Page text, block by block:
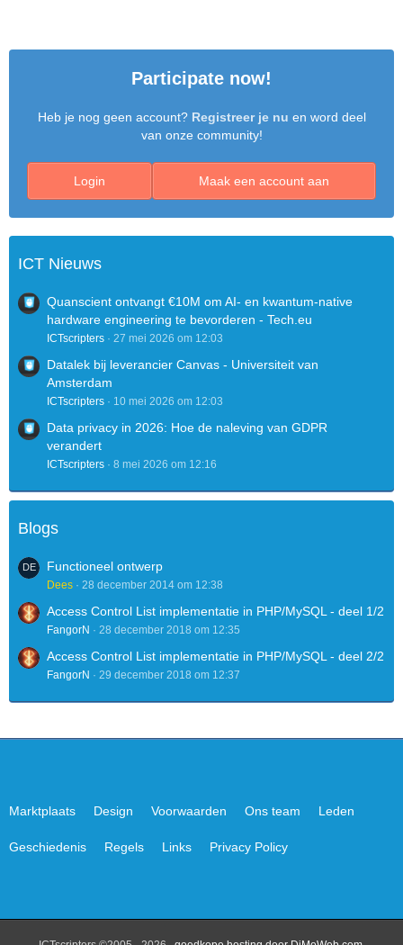
Participate now!
Heb je nog geen account? Registreer je nu en word deel
van onze community!
Maak een account aan
Login
ICT Nieuws
Quanscient ontvangt €10M om AI- en kwantum-native
hardware engineering te bevorderen - Tech.eu
ICTscripters 27 mei 2026 om 12:03
Datalek bij leverancier Canvas - Universiteit van
Amsterdam
ICTscripters 10 mei 2026 om 12:03
Data privacy in 2026: Hoe de naleving van GDPR
verandert
ICTscripters 8 mei 2026 om 12:16
Blogs
Functioneel ontwerp
Dees 28 december 2014 om 12:38
Access Control List implementatie in PHP/MySQL - deel 1/2
FangorN 28 december 2018 om 12:35
Access Control List implementatie in PHP/MySQL - deel 2/2
FangorN 29 december 2018 om 12:37
Marktplaats Design Voorwaarden Ons team Leden
Geschiedenis Regels Links Privacy Policy